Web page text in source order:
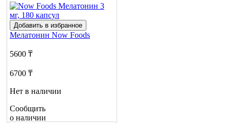
Добавить в избранное
Мелатонин Now Foods
5600 ₸
6700 ₸
Нет в наличии
Сообщить
о наличии